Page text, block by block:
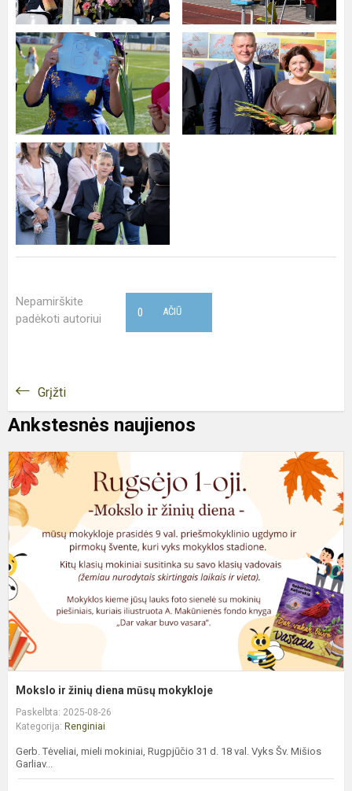
Nepamirškite
padėkoti autoriui
AČIŪ
0
Grįžti
Ankstesnės naujienos
Mokslo ir žinių diena mūsų mokykloje
Paskelbta: 2025-08-26
Kategorija: Renginiai
Gerb. Tėveliai, mieli mokiniai, Rugpjūčio 31 d. 18 val. Vyks Šv. Mišios
Garliav...